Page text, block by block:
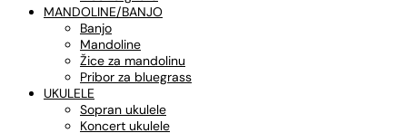
MANDOLINE/BANJO
Banjo
Mandoline
Žice za mandolinu
Pribor za bluegrass
UKULELE
Sopran ukulele
Koncert ukulele